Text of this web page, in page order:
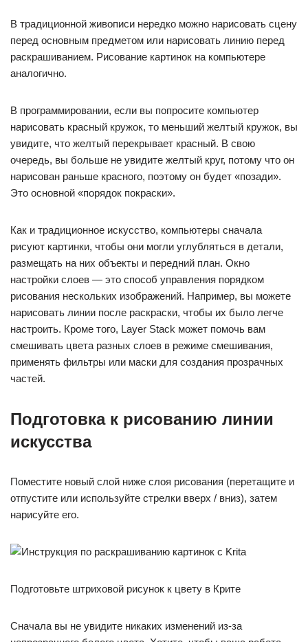
В традиционной живописи нередко можно нарисовать сцену
перед основным предметом или нарисовать линию перед
раскрашиванием. Рисование картинок на компьютере
аналогично.
В программировании, если вы попросите компьютер
нарисовать красный кружок, то меньший желтый кружок, вы
увидите, что желтый перекрывает красный. В свою
очередь, вы больше не увидите желтый круг, потому что он
нарисован раньше красного, поэтому он будет «позади».
Это основной «порядок покраски».
Как и традиционное искусство, компьютеры сначала
рисуют картинки, чтобы они могли углубляться в детали,
размещать на них объекты и передний план. Окно
настройки слоев — это способ управления порядком
рисования нескольких изображений. Например, вы можете
нарисовать линии после раскраски, чтобы их было легче
настроить. Кроме того, Layer Stack может помочь вам
смешивать цвета разных слоев в режиме смешивания,
применять фильтры или маски для создания прозрачных
частей.
Подготовка к рисованию линии
искусства
Поместите новый слой ниже слоя рисования (перетащите и
отпустите или используйте стрелки вверх / вниз), затем
нарисуйте его.
Подготовьте штриховой рисунок к цвету в Крите
Сначала вы не увидите никаких изменений из-за